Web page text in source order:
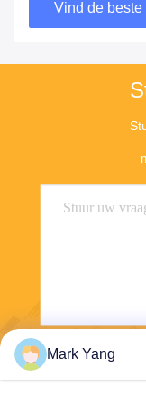
Douchezaal
Vind de beste
Mark Yang